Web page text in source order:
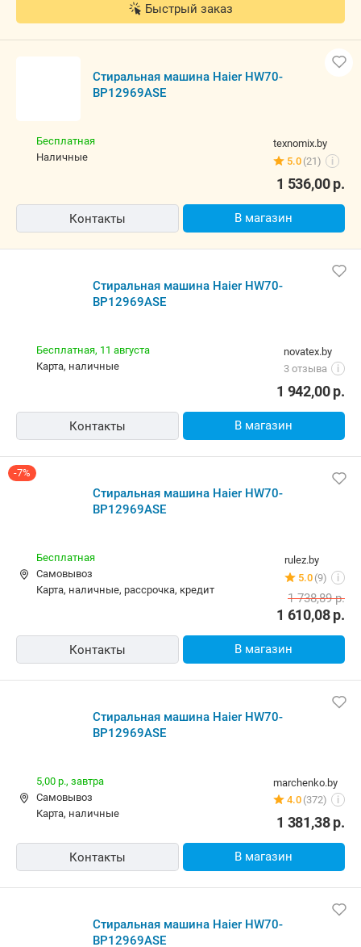
Быстрый заказ
Стиральная машина Haier HW70-
BP12969ASE
texnomix.by
5.0 (21) i
Бесплатная
наличные
1 536,00р.
Контакты В магазин
Стиральная машина Haier HW70-
BP12969ASE
novatex.by
3 отзыва
i
Бесплатная, 11 августа
карта, наличные
1 942,00р.
Контакты В магазин
-7%
Стиральная машина Haier HW70-
BP12969ASE
rulez.by
5.0 (9) i
Бесплатная
Самовывоз
карта, наличные, рассрочка, кредит
1 610,08р.
1 738,89р.
Контакты В магазин
Стиральная машина Haier HW70-
BP12969ASE
marchenko.by
4.0 (372) i
5,00 р., завтра
Самовывоз
карта, наличные
1 381,38р.
Контакты В магазин
Стиральная машина Haier HW70-
BP12969ASE